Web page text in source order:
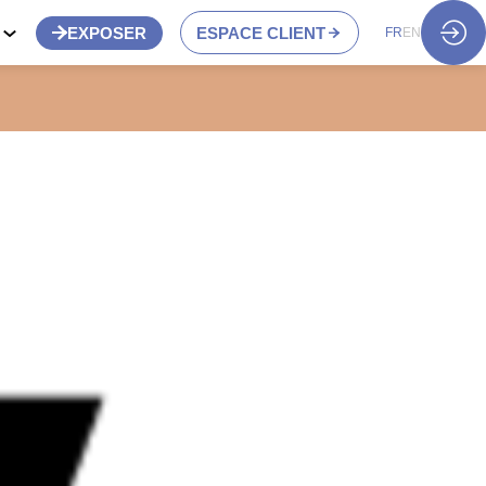
EXPOSER ESPACE CLIENT FR EN